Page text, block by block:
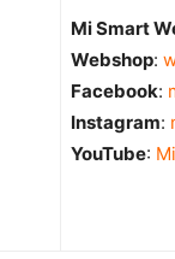
Mi Smart
Webshop:
Facebook:
Instagram:
YouTube: